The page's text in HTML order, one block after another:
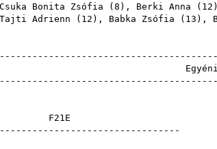
Csuka Bonita Zsófia ( 8 ), Berki Anna ( 12
Tajti Adrienn ( 12 ), Babka Zsófia ( 13 ),